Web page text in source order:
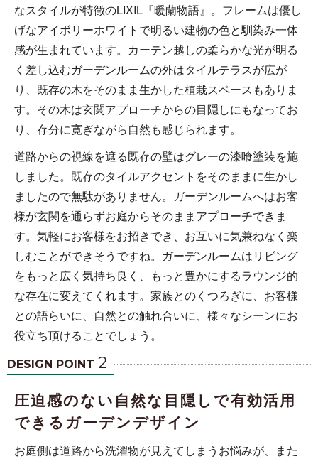
なスタイルが特徴のLIXIL『暖蘭物語』。フレームは優し
げなアイボリーホワイトで明るい建物の色と馴染み一体
感が生まれています。カーテン越しの柔らかな光が明る
く差し込むガーデンルームの外はタイルテラスが広が
り、既存の木をそのまま生かした植栽スペースもありま
す。その木は玄関アプローチからの目隠しにもなってお
り、存分に寛ぎながら自然も感じられます。
道路からの視線を遮る既存の壁はグレーの漆喰塗装を施
しました。既存のタイルアクセントをそのままに生かし
ましたので無駄がありません。ガーデンルームへはお客
様が玄関を通らずお庭からそのままアプローチできま
す。気軽にお客様をお招きでき、お互いに気兼ねなく楽
しむことができそうですね。ガーデンルームはリビング
をもっと広く気持ち良く、もっと豊かにするラウンジ的
な存在に変えてくれます。家族とのくつろぎに、お客様
との語らいに、自然との触れ合いに、様々なシーンにお
役立ち頂けることでしょう。
DESIGN POINT 2
圧迫感のない自然な目隠しで有効活用
できるガーデンデザイン
お庭側は道路から洗濯物が見えてしまうお悩みが、また